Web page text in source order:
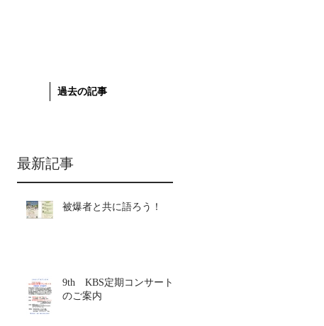
過去の記事
最新記事
被爆者と共に語ろう！
9th KBS定期コンサート
のご案内